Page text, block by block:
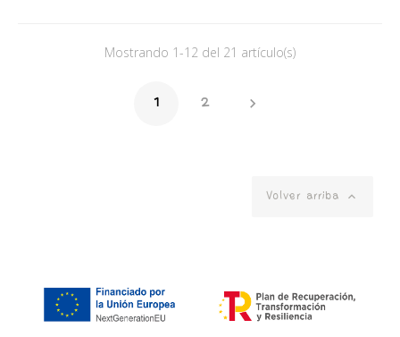
Mostrando 1-12 del 21 artículo(s)
1 2 
Volver arriba 